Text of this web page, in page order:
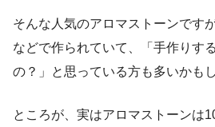
そんな人気のアロマストーンです
などで作られていて、「手作りす
の？」と思っている方も多いかも
ところが、 実はアロマストーンは